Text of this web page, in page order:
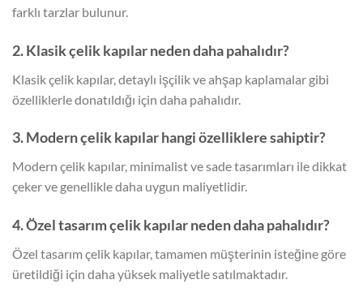
farklı tarzlar bulunur.
2. Klasik çelik kapılar neden daha pahalıdır?
Klasik çelik kapılar, detaylı işçilik ve ahşap kaplamalar gibi
özelliklerle donatıldığı için daha pahalıdır.
3. Modern çelik kapılar hangi özelliklere sahiptir?
Modern çelik kapılar, minimalist ve sade tasarımları ile dikkat
çeker ve genellikle daha uygun maliyetlidir.
4. Özel tasarım çelik kapılar neden daha pahalıdır?
Özel tasarım çelik kapılar, tamamen müşterinin isteğine göre
üretildiği için daha yüksek maliyetle satılmaktadır.